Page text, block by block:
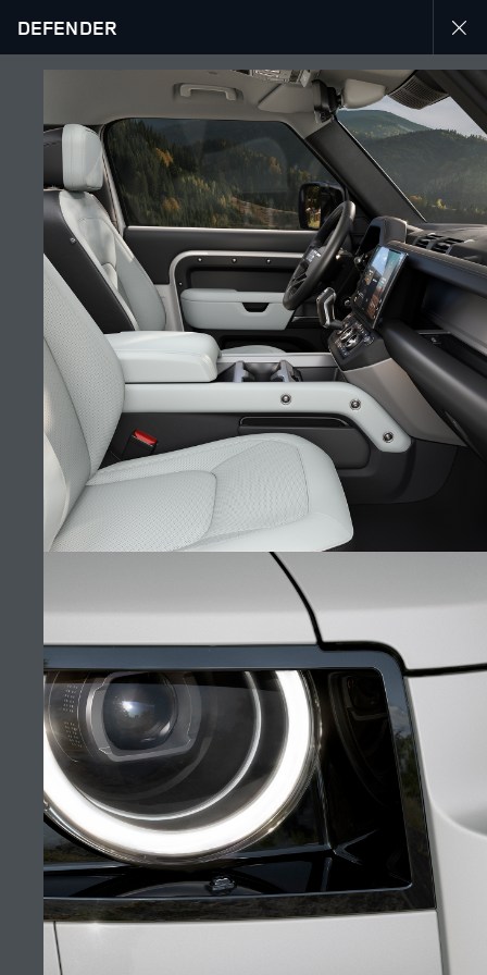
DÉCOUVREZ LE DEFENDER 90
DEFENDER
INTÉRIEUR
(4)
SUIVEZ LA CONVERSATION
Marché
TUNISIE
Langue
FRANÇAIS
Détaillant
SHOWROOM DU LAC
TROUVER UN DÉTAILLANT
CONDITIONS GÉNÉRALES
CONTACTEZ-NOUS
POLITIQUE DE CONFIDENTIALITÉ
COOKIES
SITEMAP
JAGUAR LAND ROVER CORPORATE